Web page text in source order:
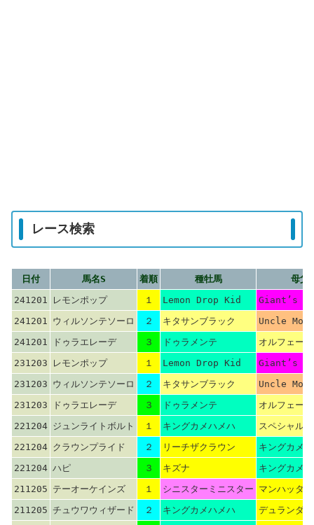
レース検索
日付 馬名S 着順 種牡馬
母父
241201
レモンポップ １ Lemon Drop Kid
Giant’s
241201 ウィルソンテソーロ ２ キタサンブラック
Uncle Mo
241201
ドゥラエレーデ ３ ドゥラメンテ
オルフェー
231203
レモンポップ １ Lemon Drop Kid
Giant’s
231203 ウィルソンテソーロ ２ キタサンブラック
Uncle Mo
231203
ドゥラエレーデ ３ ドゥラメンテ
オルフェー
221204 ジュンライトボルト １ キングカメハメハ
スペシャル
221204 クラウンプライド ２ リーチザクラウン
キングカメ
221204 ハピ ３ キズナ
キングカメ
211205 テーオーケインズ １ シニスターミニスター マンハッタ
211205 チュウワウィザード ２ キングカメハメハ
デュランダル